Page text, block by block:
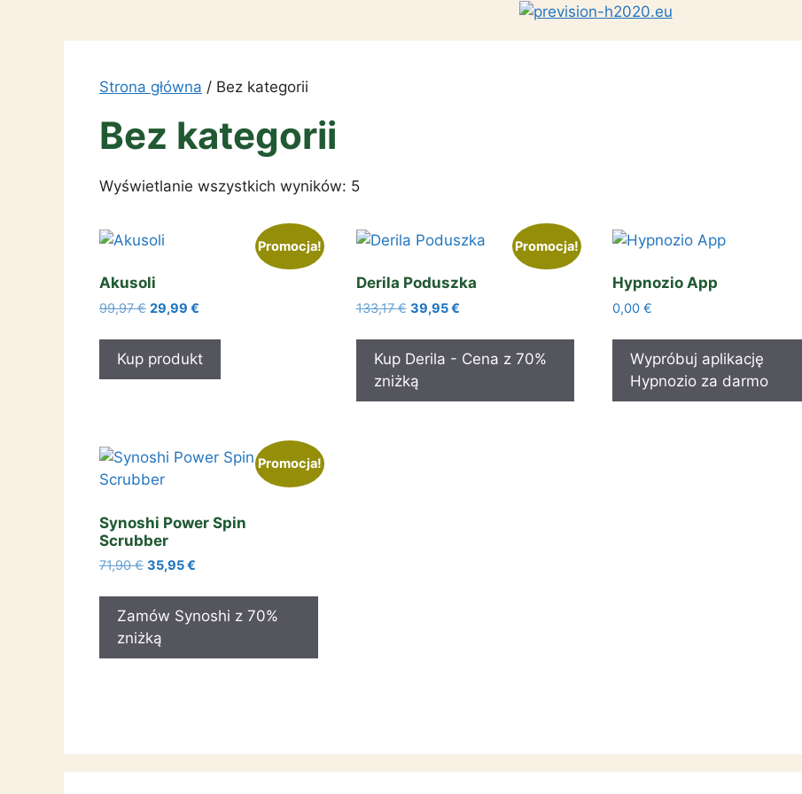
Strona główna / Bez kategorii
Bez kategorii
Wyświetlanie wszystkich wyników: 5
Promocja!
Akusoli
99,97€ Pierwotna
wynosiła:
99,97 €.
29,99 €
wynosi:
29,99 €.
Kup produkt
Promocja!
Derila Poduszka
133,17€ Pierwotna
wynosiła:
133,17 €.
39,95€Aktualna
wynosi:
39,95 €.
Kup Derila - Cena z 70%
zniżką
Hypnozio App
0,00 €
Wypróbuj aplikację
Hypnozio za darmo
Promocja!
Synoshi Power Spin
Scrubber
71,90€ Pierwotna
wynosiła:
71,90 €.
35,95€
wynosi:
35,95 €.
Zamów Synoshi z 70%
zniżką